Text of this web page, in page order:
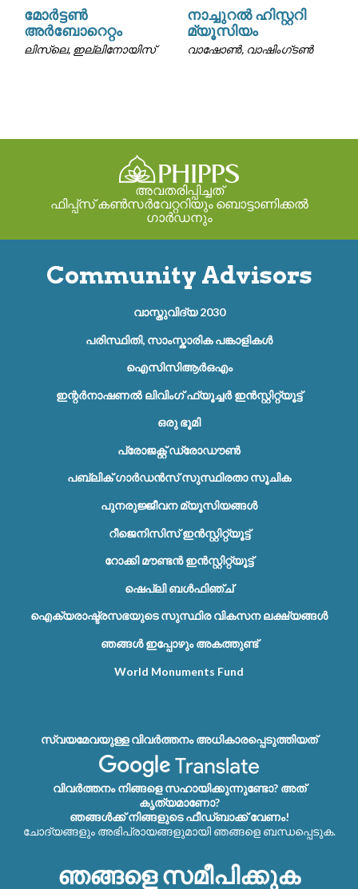
മോർട്ടൺ
അർബോറെറ്റം
ലിസ്ലെ, ഇല്ലിനോയിസ്
നാച്ചുറൽ ഹിസ്റ്ററി
മ്യൂസിയം
വാഷോൺ, വാഷിംഗ്ടൺ
അവതരിപ്പിച്ചത്
ഫിപ്പ്സ് കൺസർവേറ്ററിയും ബൊട്ടാണിക്കൽ
ഗാർഡനും
Community Advisors
വാസ്തുവിദ്യ 2030
പരിസ്ഥിതി, സാംസ്കാരിക പങ്കാളികൾ
ഐസിസിആർഒഎം
ഇന്റർനാഷണൽ ലിവിംഗ് ഫ്യൂച്ചർ ഇൻസ്റ്റിറ്റ്യൂട്ട്
ഒരു ഭൂമി
പ്രോജക്റ്റ് ഡ്രോഡൗൺ
പബ്ലിക് ഗാർഡൻസ് സുസ്ഥിരതാ സൂചിക
പുനരുജ്ജീവന മ്യൂസിയങ്ങൾ
റീജെനിസിസ് ഇൻസ്റ്റിറ്റ്യൂട്ട്
റോക്കി മൗണ്ടൻ ഇൻസ്റ്റിറ്റ്യൂട്ട്
ഷെപ്ലി ബൾഫിഞ്ച്
ഐക്യരാഷ്ട്രസഭയുടെ സുസ്ഥിര വികസന ലക്ഷ്യങ്ങൾ
ഞങ്ങൾ ഇപ്പോഴും അകത്തുണ്ട്
World Monuments Fund
സ്വയമേവയുള്ള വിവർത്തനം അധികാരപ്പെടുത്തിയത്
വിവർത്തനം നിങ്ങളെ സഹായിക്കുന്നുണ്ടോ? അത്
കൃത്യമാണോ?
ഞങ്ങൾക്ക് നിങ്ങളുടെ ഫീഡ്‌ബാക്ക് വേണം!
ചോദ്യങ്ങളും അഭിപ്രായങ്ങളുമായി ഞങ്ങളെ ബന്ധപ്പെടുക.
ഞങ്ങളെ സമീപിക്കുക